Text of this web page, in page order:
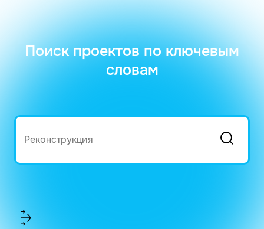
Поиск проектов по ключевым
словам